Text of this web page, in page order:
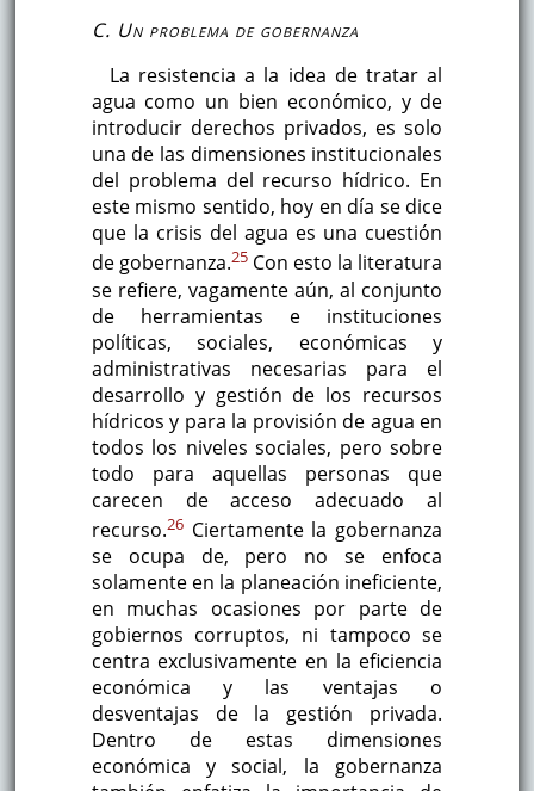
C. Un problema de gobernanza
La resistencia a la idea de tratar al
agua como un bien económico, y de
introducir derechos privados, es solo
una de las dimensiones institucionales
del problema del recurso hídrico. En
este mismo sentido, hoy en día se dice
que la crisis del agua es una cuestión
de gobernanza.25Con esto la literatura
se refiere, vagamente aún, al conjunto
de herramientas e instituciones
políticas, sociales, económicas y
administrativas necesarias para el
desarrollo y gestión de los recursos
hídricos y para la provisión de agua en
todos los niveles sociales, pero sobre
todo para aquellas personas que
carecen de acceso adecuado al
recurso.26Ciertamente la gobernanza
se ocupa de, pero no se enfoca
solamente en la planeación ineficiente,
en muchas ocasiones por parte de
gobiernos corruptos, ni tampoco se
centra exclusivamente en la eficiencia
económica y las ventajas o
desventajas de la gestión privada.
Dentro de estas dimensiones
económica y social, la gobernanza